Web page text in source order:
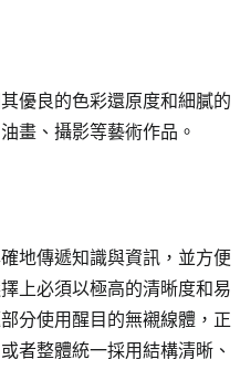
優良的色彩還原度和細膩的
畫、攝影等藝術作品。
地傳遞知識與資訊，並方便
上必須以極高的清晰度和易
分使用醒目的無襯線體，正
者整體統一採用結構清晰、